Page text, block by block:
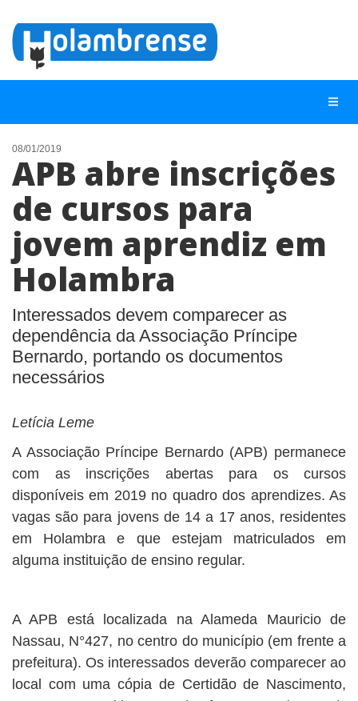
NOTÍCIAS
LISTA DIGITAL
TELEFONES ÚTEIS
CONTATO
ANUNCIE
BUSCAR
08/01/2019
APB abre inscrições
de cursos para
jovem aprendiz em
Holambra
Interessados devem comparecer as
dependência da Associação Príncipe
Bernardo, portando os documentos
necessários
Letícia Leme
A Associação Príncipe Bernardo (APB) permanece
com as inscrições abertas para os cursos
disponíveis em 2019 no quadro dos aprendizes. As
vagas são para jovens de 14 a 17 anos, residentes
em Holambra e que estejam matriculados em
alguma instituição de ensino regular.
A APB está localizada na Alameda Mauricio de
Nassau, N°427, no centro do município (em frente a
prefeitura). Os interessados deverão comparecer ao
local com uma cópia de Certidão de Nascimento,